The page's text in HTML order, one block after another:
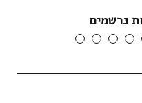
נרשמים